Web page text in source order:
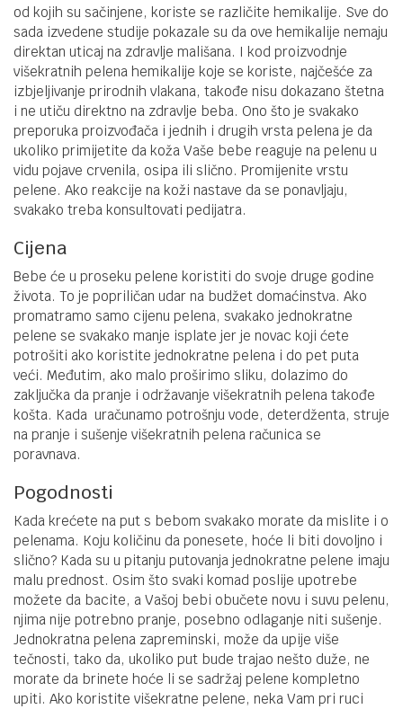
od kojih su sačinjene, koriste se različite hemikalije. Sve do
sada izvedene studije pokazale su da ove hemikalije nemaju
direktan uticaj na zdravlje mališana. I kod proizvodnje
višekratnih pelena hemikalije koje se koriste, najčešće za
izbjeljivanje prirodnih vlakana, takođe nisu dokazano štetna
i ne utiču direktno na zdravlje beba. Ono što je svakako
preporuka proizvođača i jednih i drugih vrsta pelena je da
ukoliko primijetite da koža Vaše bebe reaguje na pelenu u
vidu pojave crvenila, osipa ili slično. Promijenite vrstu
pelene. Ako reakcije na koži nastave da se ponavljaju,
svakako treba konsultovati pedijatra.
Cijena
Bebe će u proseku pelene koristiti do svoje druge godine
života. To je popriličan udar na budžet domaćinstva. Ako
promatramo samo cijenu pelena, svakako jednokratne
pelene se svakako manje isplate jer je novac koji ćete
potrošiti ako koristite jednokratne pelena i do pet puta
veći. Međutim, ako malo proširimo sliku, dolazimo do
zaključka da pranje i održavanje višekratnih pelena takođe
košta. Kada uračunamo potrošnju vode, deterdženta, struje
na pranje i sušenje višekratnih pelena računica se
poravnava.
Pogodnosti
Kada krećete na put s bebom svakako morate da mislite i o
pelenama. Koju količinu da ponesete, hoće li biti dovoljno i
slično? Kada su u pitanju putovanja jednokratne pelene imaju
malu prednost. Osim što svaki komad poslije upotrebe
možete da bacite, a Vašoj bebi obučete novu i suvu pelenu,
njima nije potrebno pranje, posebno odlaganje niti sušenje.
Jednokratna pelena zapreminski, može da upije više
tečnosti, tako da, ukoliko put bude trajao nešto duže, ne
morate da brinete hoće li se sadržaj pelene kompletno
upiti. Ako koristite višekratne pelene, neka Vam pri ruci